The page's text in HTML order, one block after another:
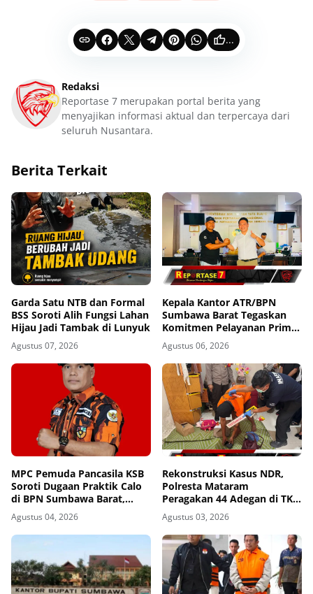
...
Redaksi
Reportase 7 merupakan portal berita yang
menyajikan informasi aktual dan terpercaya dari
seluruh Nusantara.
Berita Terkait
Garda Satu NTB dan Formal
BSS Soroti Alih Fungsi Lahan
Hijau Jadi Tambak di Lunyuk
Agustus 07, 2026
Kepala Kantor ATR/BPN
Sumbawa Barat Tegaskan
Komitmen Pelayanan Prima
dan Buka Pintu Pengaduan
Masyarakat
Agustus 06, 2026
MPC Pemuda Pancasila KSB
Soroti Dugaan Praktik Calo
di BPN Sumbawa Barat,
Desak Evaluasi Total dan
Turun Tangan Aparat
Penegak Hukum
Agustus 04, 2026
Rekonstruksi Kasus NDR,
Polresta Mataram
Peragakan 44 Adegan di TKP
Kos Gomong
Agustus 03, 2026